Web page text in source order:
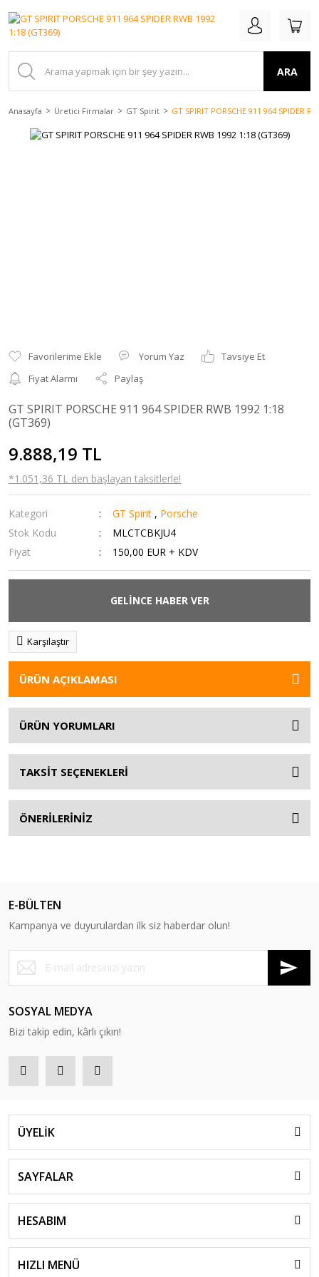
ARA
Anasayfa Üretici Firmalar GT Spirit GT SPIRIT PORSCHE 911 964 SPIDER
Yorum Yaz
Tavsiye Et
Fiyat Alarmı
Paylaş
GT SPIRIT PORSCHE 911 964 SPIDER RWB 1992 1:18
(GT369)
9.888,19 TL
*1.051,36 TL den başlayan taksitlerle!
Kategori GT Spirit , Porsche
Stok Kodu
MLCTCBKJU4
Fiyat
150,00 EUR + KDV
GELİNCE HABER VER
Karşılaştır
ÜRÜN AÇIKLAMASI
ÜRÜN YORUMLARI
TAKSİT SEÇENEKLERİ
ÖNERİLERİNİZ
E-BÜLTEN
Kampanya ve duyurulardan ilk siz haberdar olun!
SOSYAL MEDYA
Bizi takip edin, kârlı çıkın!
ÜYELİK
SAYFALAR
HESABIM
HIZLI MENÜ